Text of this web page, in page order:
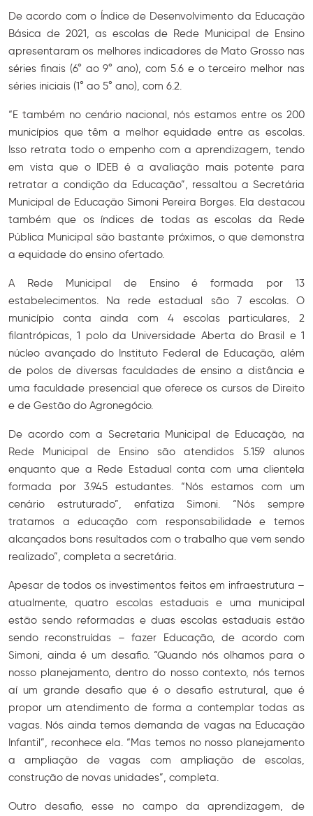
De acordo com o Índice de Desenvolvimento da Educação
Básica de 2021, as escolas de Rede Municipal de Ensino
apresentaram os melhores indicadores de Mato Grosso nas
séries finais (6° ao 9° ano), com 5.6 e o terceiro melhor nas
séries iniciais (1° ao 5° ano), com 6.2.
“E também no cenário nacional, nós estamos entre os 200
municípios que têm a melhor equidade entre as escolas.
Isso retrata todo o empenho com a aprendizagem, tendo
em vista que o IDEB é a avaliação mais potente para
retratar a condição da Educação”, ressaltou a Secretária
Municipal de Educação Simoni Pereira Borges. Ela destacou
também que os índices de todas as escolas da Rede
Pública Municipal são bastante próximos, o que demonstra
a equidade do ensino ofertado.
A Rede Municipal de Ensino é formada por 13
estabelecimentos. Na rede estadual são 7 escolas. O
município conta ainda com 4 escolas particulares, 2
filantrópicas, 1 polo da Universidade Aberta do Brasil e 1
núcleo avançado do Instituto Federal de Educação, além
de polos de diversas faculdades de ensino a distância e
uma faculdade presencial que oferece os cursos de Direito
e de Gestão do Agronegócio.
De acordo com a Secretaria Municipal de Educação, na
Rede Municipal de Ensino são atendidos 5.159 alunos
enquanto que a Rede Estadual conta com uma clientela
formada por 3.945 estudantes. “Nós estamos com um
cenário estruturado”, enfatiza Simoni. “Nós sempre
tratamos a educação com responsabilidade e temos
alcançados bons resultados com o trabalho que vem sendo
realizado”, completa a secretária.
Apesar de todos os investimentos feitos em infraestrutura –
atualmente, quatro escolas estaduais e uma municipal
estão sendo reformadas e duas escolas estaduais estão
sendo reconstruídas – fazer Educação, de acordo com
Simoni, ainda é um desafio. “Quando nós olhamos para o
nosso planejamento, dentro do nosso contexto, nós temos
aí um grande desafio que é o desafio estrutural, que é
propor um atendimento de forma a contemplar todas as
vagas. Nós ainda temos demanda de vagas na Educação
Infantil”, reconhece ela. “Mas temos no nosso planejamento
a ampliação de vagas com ampliação de escolas,
construção de novas unidades”, completa.
Outro desafio, esse no campo da aprendizagem, de